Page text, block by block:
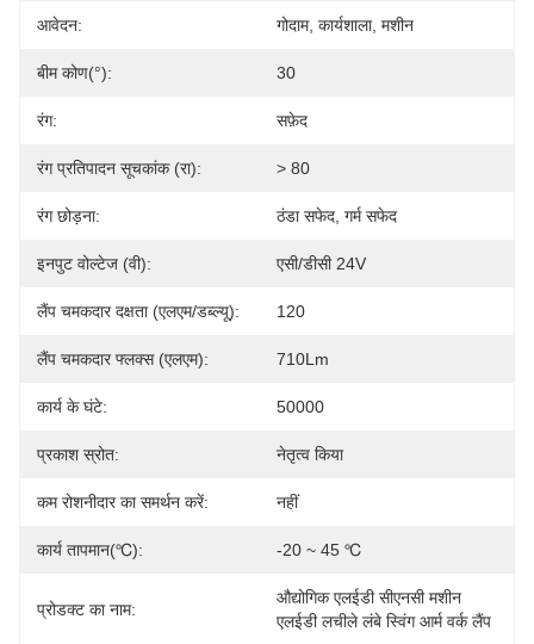
आवेदन: गोदाम, कार्यशाला, मशीन
बीम कोण(°): 30
रंग: सफ़ेद
रंग प्रतिपादन सूचकांक (रा): > 80
रंग छोड़ना: ठंडा सफेद, गर्म सफेद
इनपुट वोल्टेज (वी): एसी/डीसी 24V
लैंप चमकदार दक्षता (एलएम/डब्ल्यू): 120
लैंप चमकदार फ्लक्स (एलएम): 710Lm
कार्य के घंटे: 50000
प्रकाश स्रोत: नेतृत्व किया
कम रोशनीदार का समर्थन करें: नहीं
कार्य तापमान(℃): -20 ~ 45 ℃
प्रोडक्ट का नाम:
औद्योगिक एलईडी सीएनसी मशीन
एलईडी लचीले लंबे स्विंग आर्म वर्क लैंप